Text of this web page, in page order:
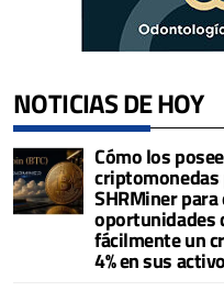
NOTICIAS DE HOY
Cómo los
criptomonedas
SHRMiner
oportunidades
fácilmente un
4% en sus